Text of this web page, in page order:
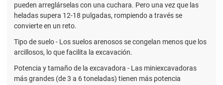
pueden arreglárselas con una cuchara. Pero una vez que las
heladas supera 12-18 pulgadas, rompiendo a través se
convierte en un reto.
Tipo de suelo - Los suelos arenosos se congelan menos que los
arcillosos, lo que facilita la excavación.
Potencia y tamaño de la excavadora - Las miniexcavadoras
más grandes (de 3 a 6 toneladas) tienen más potencia